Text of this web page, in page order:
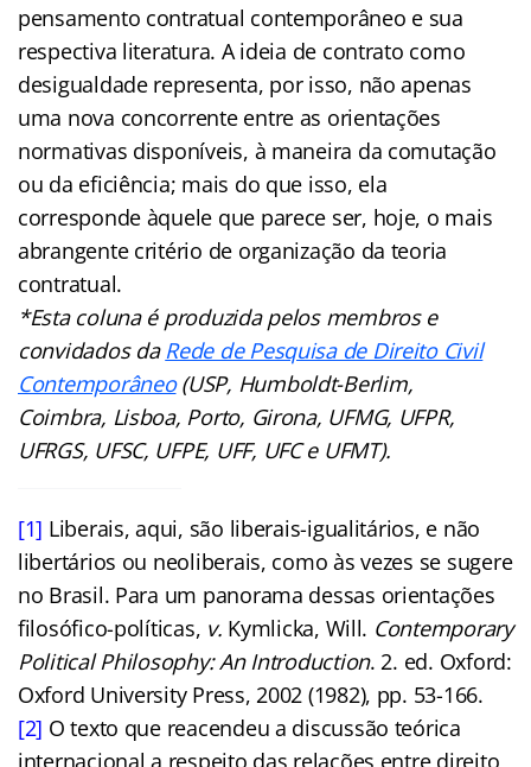
pensamento contratual contemporâneo e sua
respectiva literatura. A ideia de contrato como
desigualdade representa, por isso, não apenas
uma nova concorrente entre as orientações
normativas disponíveis, à maneira da comutação
ou da eficiência; mais do que isso, ela
corresponde àquele que parece ser, hoje, o mais
abrangente critério de organização da teoria
contratual.
*Esta coluna é produzida pelos membros e
convidados daRede de Pesquisa de Direito Civil
Contemporâneo (USP, Humboldt-Berlim,
Coimbra, Lisboa, Porto, Girona, UFMG, UFPR,
UFRGS, UFSC, UFPE, UFF, UFC e UFMT).
[1] Liberais, aqui, são liberais-igualitários, e não
libertários ou neoliberais, como às vezes se sugere
no Brasil. Para um panorama dessas orientações
filosófico-políticas, v. Kymlicka, Will. Contemporary
Political Philosophy: An Introduction. 2. ed. Oxford:
Oxford University Press, 2002 (1982), pp. 53-166.
[2] O texto que reacendeu a discussão teórica
internacional a respeito das relações entre direito